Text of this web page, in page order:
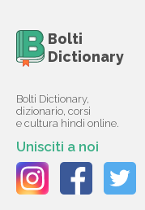
Bolti
Dictionary
Bolti Dictionary,
dizionario, corsi
e cultura hindi online.
Unisciti a noi